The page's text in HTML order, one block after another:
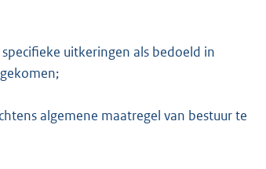
uitkeringen als bedoeld in
algemene maatregel van bestuur te